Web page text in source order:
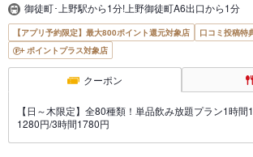
御徒町･上野駅から1分!上野御徒町A6出口から1分
【アプリ予約限定】最大800ポイント還元対象店 口コミ投稿特
ポイントプラス対象店
クーポン
【日～木限定】全80種類！単品飲み放題プラン1時間
1280円/3時間1780円